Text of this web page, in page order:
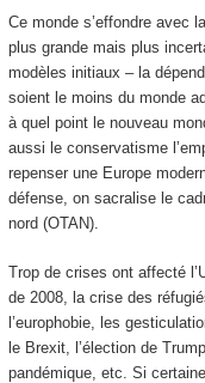
Ce monde s’effondre avec
plus grande mais plus
modèles initiaux – la
soient le moins du monde
à quel point le nouveau
aussi le conservatisme
repenser une Europe
défense, on sacralise le
nord (OTAN).
Trop de crises ont affecté
de 2008, la crise des
l’europhobie, les
le Brexit, l’élection de
pandémique, etc. Si